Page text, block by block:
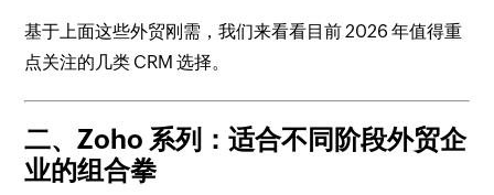
基于上面这些外贸刚需，我们来看看目前 2026 年值得重
点关注的几类 CRM 选择。
二、Zoho 系列：适合不同阶段外贸企
业的组合拳